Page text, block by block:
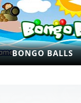
ZUMA HTML5